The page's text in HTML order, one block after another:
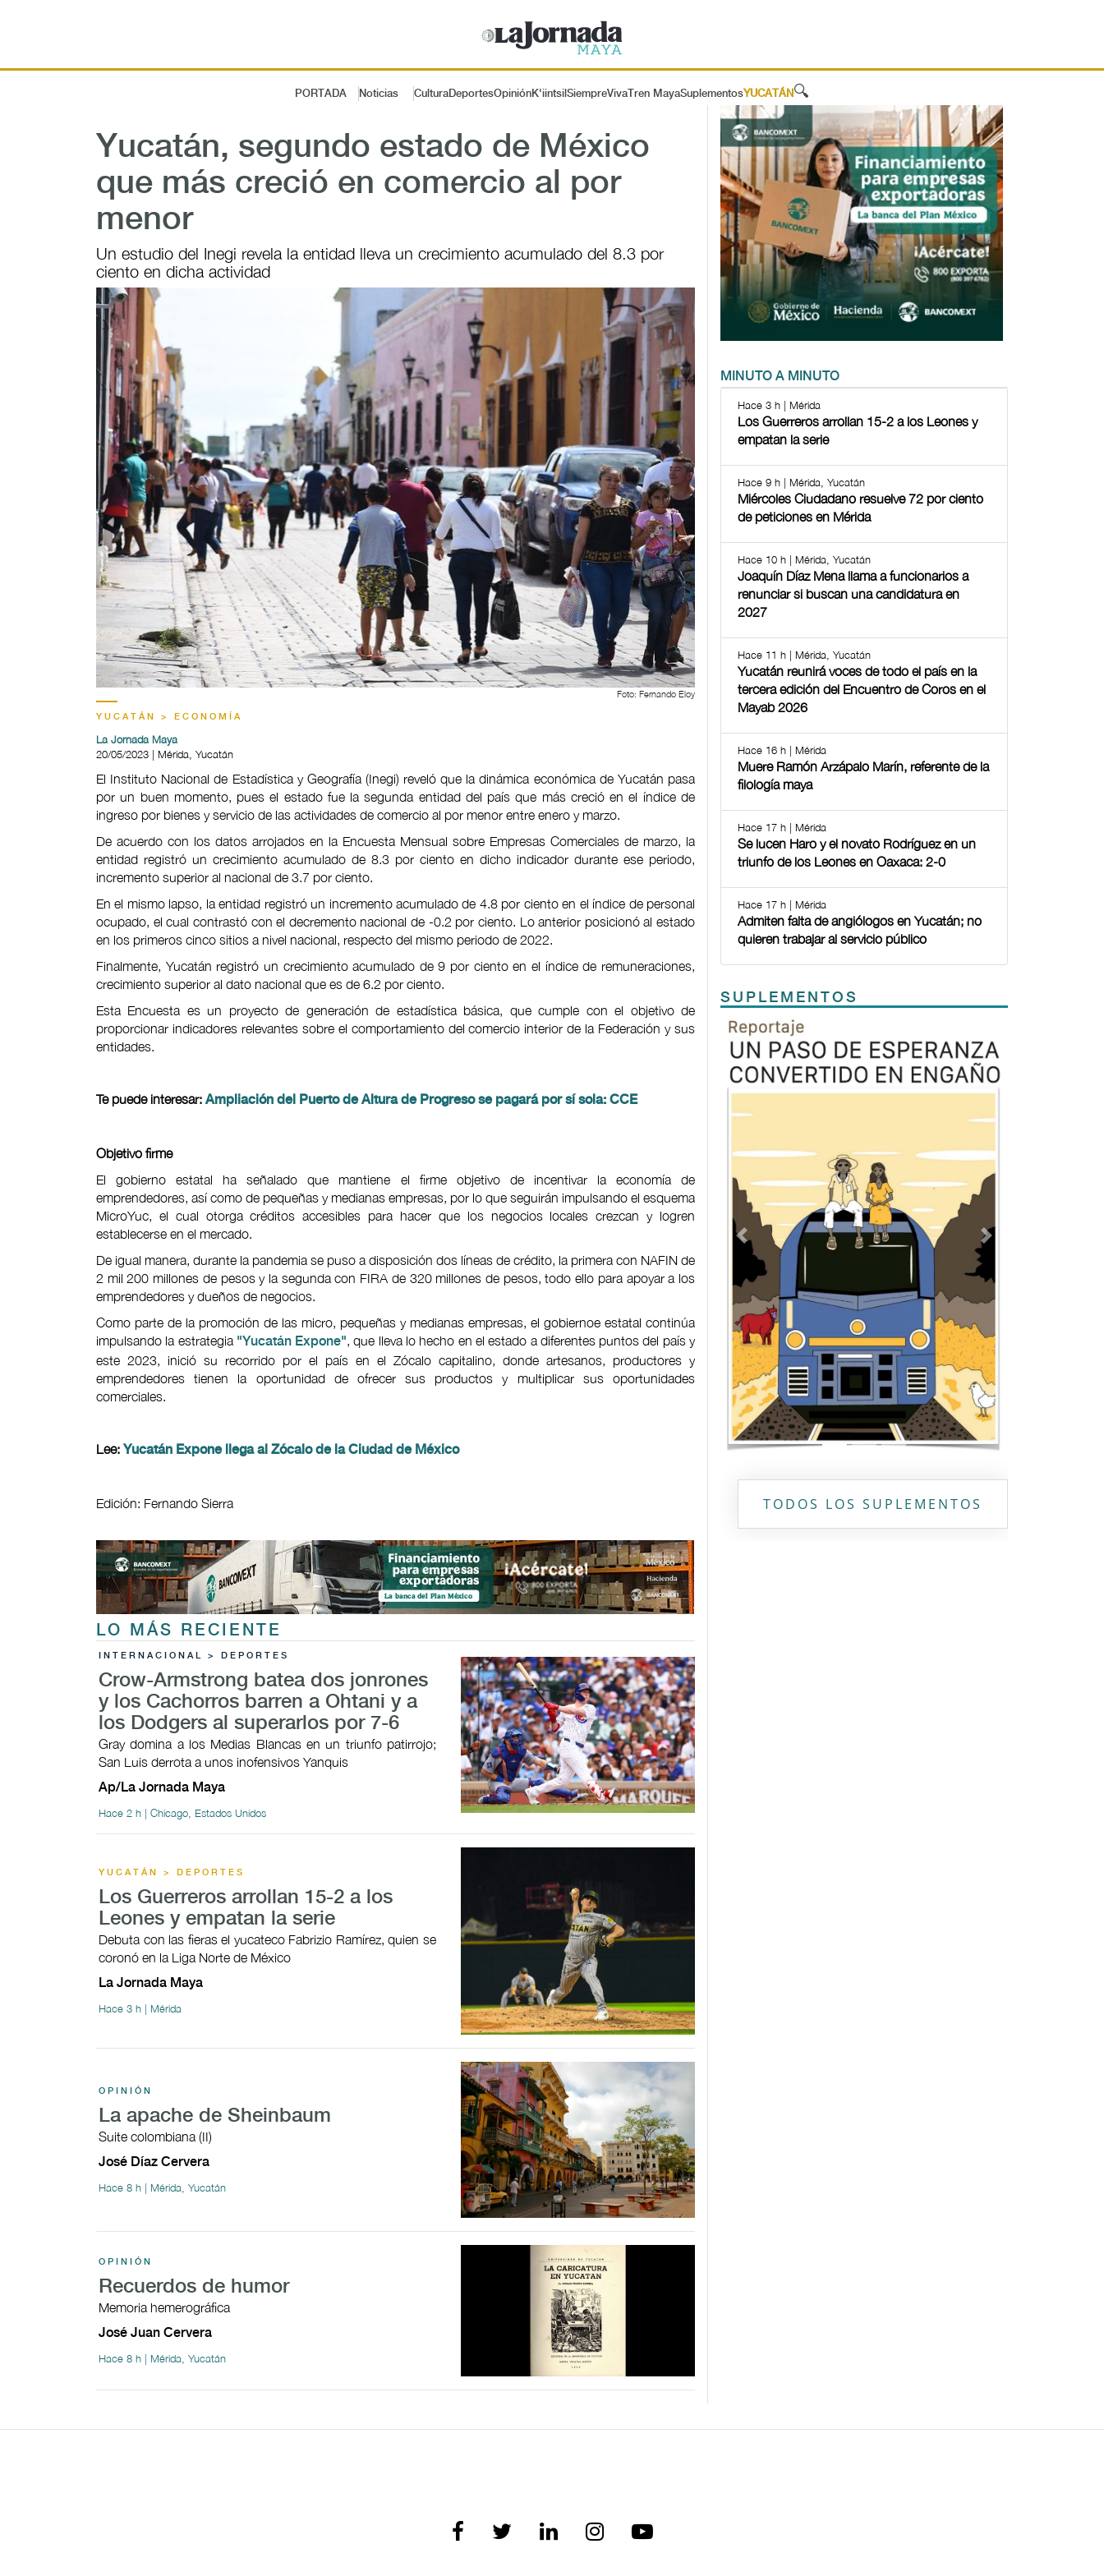
PORTADA Noticias CulturaDeportesOpiniónK'iintsil SiempreViva Tren MayaSuplementosYUCATÁN 🔍
Yucatán, segundo estado de México
que más creció en comercio al por
menor
Un estudio del Inegi revela la entidad lleva un crecimiento acumulado del 8.3 por
ciento en dicha actividad
Foto: Fernando Eloy
YUCATÁN > ECONOMÍA
La Jornada Maya
20/05/2023 | Mérida, Yucatán
El Instituto Nacional de Estadística y Geografía (Inegi) reveló que la dinámica económica de Yucatán pasa
por un buen momento, pues el estado fue la segunda entidad del país que más creció en el índice de
ingreso por bienes y servicio de las actividades de comercio al por menor entre enero y marzo.
De acuerdo con los datos arrojados en la Encuesta Mensual sobre Empresas Comerciales de marzo, la
entidad registró un crecimiento acumulado de 8.3 por ciento en dicho indicador durante ese periodo,
incremento superior al nacional de 3.7 por ciento.
En el mismo lapso, la entidad registró un incremento acumulado de 4.8 por ciento en el índice de personal
ocupado, el cual contrastó con el decremento nacional de -0.2 por ciento. Lo anterior posicionó al estado
en los primeros cinco sitios a nivel nacional, respecto del mismo periodo de 2022.
Finalmente, Yucatán registró un crecimiento acumulado de 9 por ciento en el índice de remuneraciones,
crecimiento superior al dato nacional que es de 6.2 por ciento.
Esta Encuesta es un proyecto de generación de estadística básica, que cumple con el objetivo de
proporcionar indicadores relevantes sobre el comportamiento del comercio interior de la Federación y sus
entidades.
Te puede interesar: Ampliación del Puerto de Altura de Progreso se pagará por sí sola: CCE
Objetivo firme
El gobierno estatal ha señalado que mantiene el firme objetivo de incentivar la economía de
emprendedores, así como de pequeñas y medianas empresas, por lo que seguirán impulsando el esquema
MicroYuc, el cual otorga créditos accesibles para hacer que los negocios locales crezcan y logren
establecerse en el mercado.
De igual manera, durante la pandemia se puso a disposición dos líneas de crédito, la primera con NAFIN de
2 mil 200 millones de pesos y la segunda con FIRA de 320 millones de pesos, todo ello para apoyar a los
emprendedores y dueños de negocios.
Como parte de la promoción de las micro, pequeñas y medianas empresas, el gobiernoe estatal continúa
impulsando la estrategia "Yucatán Expone", que lleva lo hecho en el estado a diferentes puntos del país y
este 2023, inició su recorrido por el país en el Zócalo capitalino, donde artesanos, productores y
emprendedores tienen la oportunidad de ofrecer sus productos y multiplicar sus oportunidades
comerciales.
Lee: Yucatán Expone llega al Zócalo de la Ciudad de México
Edición: Fernando Sierra
LO MÁS RECIENTE
INTERNACIONAL > DEPORTES
Crow-Armstrong batea dos jonrones
y los Cachorros barren a Ohtani y a
los Dodgers al superarlos por 7-6
Gray domina a los Medias Blancas en un triunfo patirrojo;
San Luis derrota a unos inofensivos Yanquis
Ap/La Jornada Maya
Hace 2 h | Chicago, Estados Unidos
YUCATÁN > DEPORTES
Los Guerreros arrollan 15-2 a los
Leones y empatan la serie
Debuta con las fieras el yucateco Fabrizio Ramírez, quien se
coronó en la Liga Norte de México
La Jornada Maya
Hace 3 h | Mérida
OPINIÓN
La apache de Sheinbaum
Suite colombiana (II)
José Díaz Cervera
Hace 8 h | Mérida, Yucatán
OPINIÓN
Recuerdos de humor
Memoria hemerográfica
José Juan Cervera
Hace 8 h | Mérida, Yucatán
MINUTO A MINUTO
Hace 3 h | Mérida
Los Guerreros arrollan 15-2 a los Leones y
empatan la serie
Hace 9 h | Mérida, Yucatán
Miércoles Ciudadano resuelve 72 por ciento
de peticiones en Mérida
Hace 10 h | Mérida, Yucatán
Joaquín Díaz Mena llama a funcionarios a
renunciar si buscan una candidatura en
2027
Hace 11 h | Mérida, Yucatán
Yucatán reunirá voces de todo el país en la
tercera edición del Encuentro de Coros en el
Mayab 2026
Hace 16 h | Mérida
Muere Ramón Arzápalo Marín, referente de la
filología maya
Hace 17 h | Mérida
Se lucen Haro y el novato Rodríguez en un
triunfo de los Leones en Oaxaca: 2-0
Hace 17 h | Mérida
Admiten falta de angiólogos en Yucatán; no
quieren trabajar al servicio público
SUPLEMENTOS
Previous Next
TODOS LOS SUPLEMENTOS